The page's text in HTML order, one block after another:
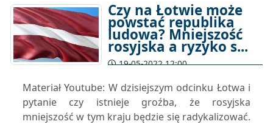
Czy na Łotwie może
powstać republika
ludowa? Mniejszość
rosyjska a ryzyko s...
19-05-2022 12:00
Materiał Youtube: W dzisiejszym odcinku Łotwa i
pytanie czy istnieje groźba, że rosyjska
mniejszość w tym kraju będzie się radykalizować.